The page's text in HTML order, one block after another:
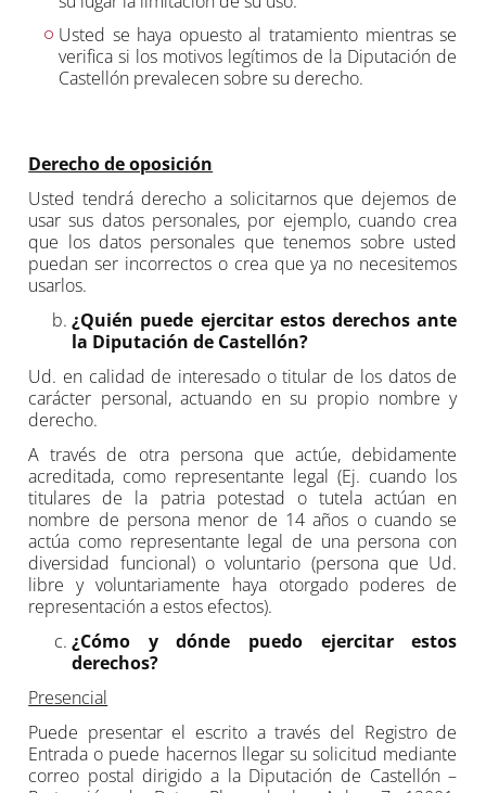
Usted se haya opuesto al tratamiento mientras se
verifica si los motivos legítimos de la Diputación de
Castellón prevalecen sobre su derecho.
Derecho de oposición
Usted tendrá derecho a solicitarnos que dejemos de
usar sus datos personales, por ejemplo, cuando crea
que los datos personales que tenemos sobre usted
puedan ser incorrectos o crea que ya no necesitemos
usarlos.
¿Quién puede ejercitar estos derechos ante
la Diputación de Castellón?
Ud. en calidad de interesado o titular de los datos de
carácter personal, actuando en su propio nombre y
derecho.
A través de otra persona que actúe, debidamente
acreditada, como representante legal (Ej. cuando los
titulares de la patria potestad o tutela actúan en
nombre de persona menor de 14 años o cuando se
actúa como representante legal de una persona con
diversidad funcional) o voluntario (persona que Ud.
libre y voluntariamente haya otorgado poderes de
representación a estos efectos).
¿Cómo y dónde puedo ejercitar estos
derechos?
Presencial
Puede presentar el escrito a través del Registro de
Entrada o puede hacernos llegar su solicitud mediante
correo postal dirigido a la Diputación de Castellón –